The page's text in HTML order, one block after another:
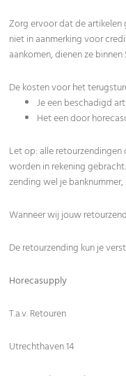
Zorg ervoor dat de artikelen
niet in aanmerking voor
aankomen, dienen ze
De kosten voor het
Je een beschadigd
Het een door
Let op: alle
worden in rekening
zending wel je
Wanneer wij jouw
De retourzending kun je
Horecasupply
T.a.v. Retouren
Utrechthaven 14